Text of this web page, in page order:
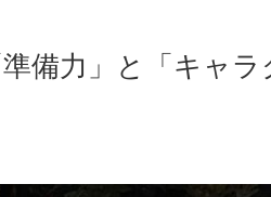
備力」と「キャラ